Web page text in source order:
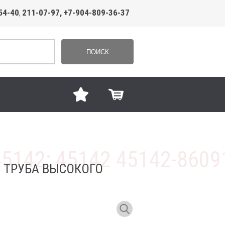
40, 211-07-97, +7-904-809-36-37
ПОИСК
ТРУБА ВЫСОКОГО